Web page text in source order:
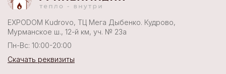
EXPODOM Kudrovo, ТЦ Мега Дыбенко. Кудрово,
Мурманское ш., 12-й км, уч. № 23а
Пн-Вс: 10:00-20:00
Скачать реквизиты